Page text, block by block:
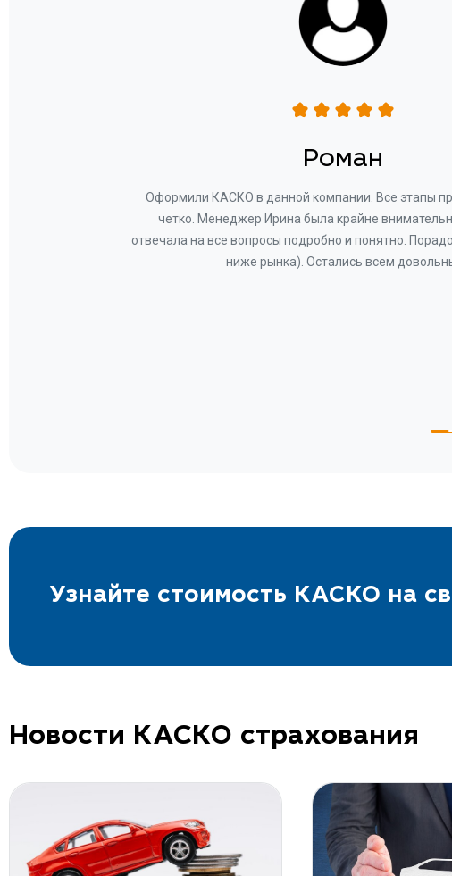
Роман
Оформили КАСКО в данной компании. Все этапы
четко. Менеджер Ирина была крайне
отвечала на все вопросы подробно и понятно.
ниже рынка). Остались всем
Узнайте стоимость КАСКО на
Новости КАСКО страхования